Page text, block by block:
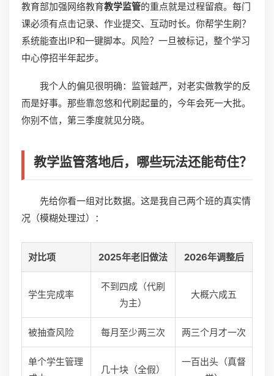
教育部加强网络教育教学监管的重点就是过程留痕。每门
课必须有点击记录、作业提交、互动时长。你帮学生刷？
系统能查出IP和一键脚本。风险？一旦被标记，整个学习
中心停招半年起步。
我个人的偏见很明确：监管越严，对老实做教学的反
而是好事。那些靠忽悠和代刷起量的，今年会死一大批。
你别不信，第三季度就见分晓。
教学监管落地后，哪些玩法还能苟住？
先给你看一组对比数据。这是我自己两个班的真实情
况（模糊处理过）：
对比项 2025年老旧做法 2026年调整后
学生完成率
不到四成（代刷
为主）
大概六成五
被抽查风险 每月至少两三次 两三个月才一次
单个学生管理
几十块（全假）
一百出头（真督